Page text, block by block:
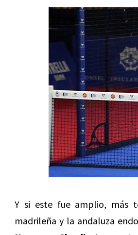
Y si este fue amplio, más
madrileña y la andaluza